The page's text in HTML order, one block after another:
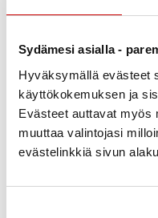
Sydämesi asialla -
Hyväksymällä evästeet
käyttökokemuksen ja
Evästeet auttavat myös
muuttaa valintojasi
evästelinkkiä sivun
Katja
Paula